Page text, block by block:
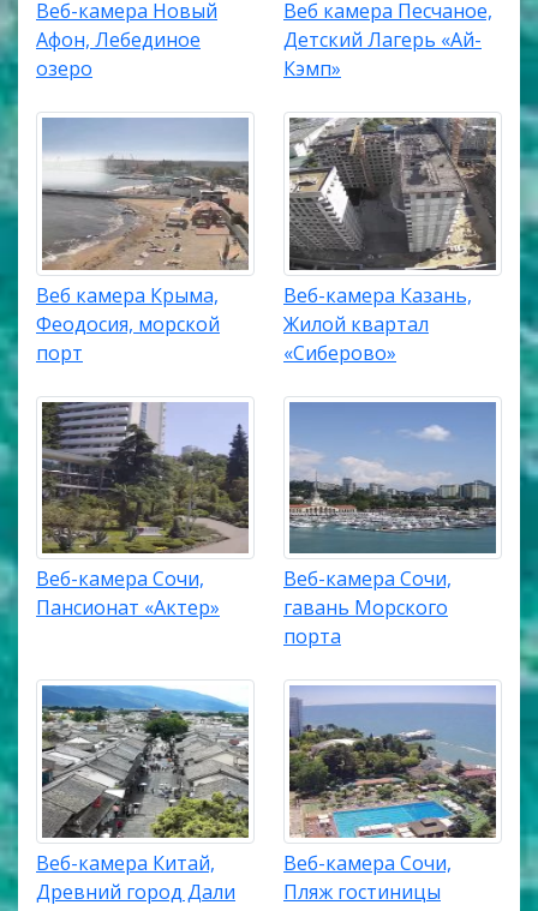
Веб-камера Новый
Афон, Лебединое
озеро
Веб камера Песчаное,
Детский Лагерь «Ай-
Кэмп»
Веб камера Крыма,
Феодосия, морской
порт
Веб-камера Казань,
Жилой квартал
«Сиберово»
Веб-камера Сочи,
Пансионат «Актер»
Веб-камера Сочи,
гавань Морского
порта
Веб-камера Китай,
Древний город Дали
Веб-камера Сочи,
Пляж гостиницы